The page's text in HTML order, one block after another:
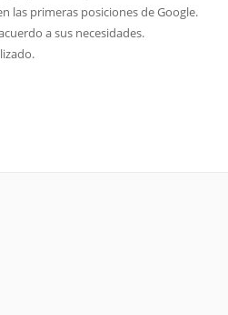
las primeras posiciones de Google.
a sus necesidades.